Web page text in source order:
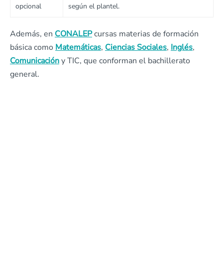
opcional
según el plantel.
Además, en CONALEPcursas materias de formación
básica como Matemáticas, Ciencias Sociales, Inglés,
Comunicacióny TIC, que conforman el bachillerato
general.